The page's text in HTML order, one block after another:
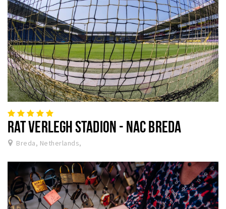
RAT VERLEGH STADION - NAC BREDA
Breda, Netherlands,